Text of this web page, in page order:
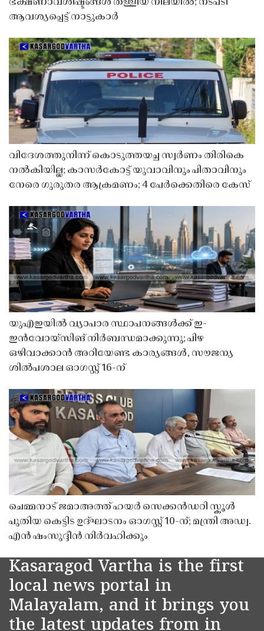
ആവശ്യപ്പെട്ട് നാട്ടുകാർ
വിദേശത്തുനിന്ന് കൊടുത്തയച്ച സ്വർണം തിരികെ
നൽകിയില്ല; കാസർകോട്ട് യുവാവിനും പിതാവിനും
നേരെ ഗുരുതര ആക്രമണം; 4 പേർക്കെതിരെ കേസ്
യുഎഇയിൽ വ്യാപാര സ്ഥാപനങ്ങൾക്ക് ഇ-
ഇൻവോയ്സിങ് നിർബന്ധമാക്കുന്നു; പിഴ
ഒഴിവാക്കാൻ അറിയേണ്ട കാര്യങ്ങൾ, സൗജന്യ
ശിൽപശാല ഓഗസ്റ്റ് 16-ന്
ചെമ്മനാട് ജമാഅത്ത് ഹയർ സെക്കൻഡറി സ്കൂൾ
പുതിയ കെട്ടിട ഉദ്ഘാടനം ഓഗസ്റ്റ് 10-ന്; മന്ത്രി അഡ്വ.
എൻ ഷംസുദ്ദീൻ നിർവഹിക്കും
Kasaragod Vartha is the first
local news portal in
Malayalam, and it brings you
the latest updates from in